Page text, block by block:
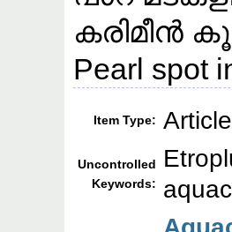
കരിമീന്‍
Pearl spot
Item Type: Article
Uncontrolled
Keywords: